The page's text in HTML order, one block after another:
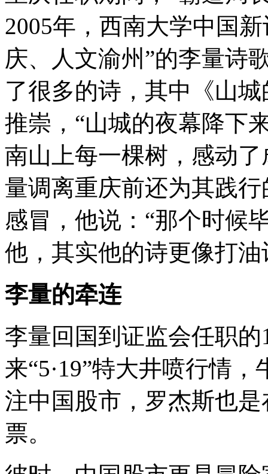
2005年，西南大学中国
庆、人文渝州”的李量诗
了很多的诗，其中《山
推崇，“山城的夜幕降下
南山上每一棵树，感动
量调离重庆前还为其践
感冒，他说：“那个时候
他，其实他的诗更像打油
李量的牵连
李量回国到证监会任职
来“5·19”特大井喷行情
注中国股市，罗杰斯也
票。